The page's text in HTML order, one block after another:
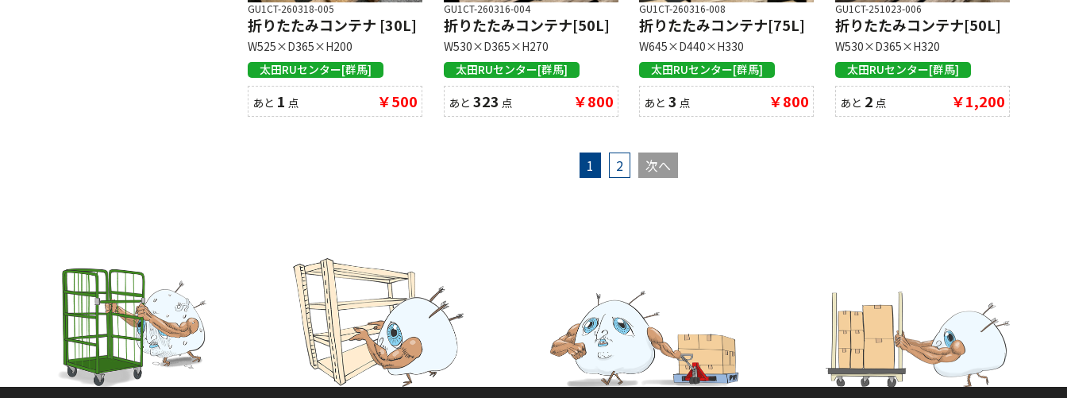
GU1CT-260318-005
折りたたみコンテナ [30L]
W525×D365×H200
太田RUセンター[群馬]
あと 1 点 ￥500
GU1CT-260316-004
折りたたみコンテナ[50L]
W530×D365×H270
太田RUセンター[群馬]
あと 323 点 ￥800
GU1CT-260316-008
折りたたみコンテナ[75L]
W645×D440×H330
太田RUセンター[群馬]
あと3 点 ￥800
GU1CT-251023-006
折りたたみコンテナ[50L]
W530×D365×H320
太田RUセンター[群馬]
あと 2 点 ￥1,200
1 2 次へ